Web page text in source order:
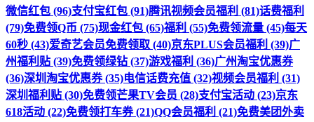
微信红包 (96)支付宝红包 (91)腾讯视频会员福利 (81)话费福利
(79)免费领Q币 (75)现金红包 (65)福利 (55)免费领流量 (45)每天
60秒 (43)爱奇艺会员免费领取 (40)京东PLUS会员福利 (39)广
州福利贴 (39)免费领绿钻 (37)游戏福利 (36)广州淘宝优惠券
(36)深圳淘宝优惠券 (35)电信话费充值 (32)视频会员福利 (31)
深圳福利贴 (30)免费领芒果TV会员 (28)支付宝活动 (23)京东
618活动 (22)免费领打车券 (21)QQ会员福利 (21)免费美团外卖